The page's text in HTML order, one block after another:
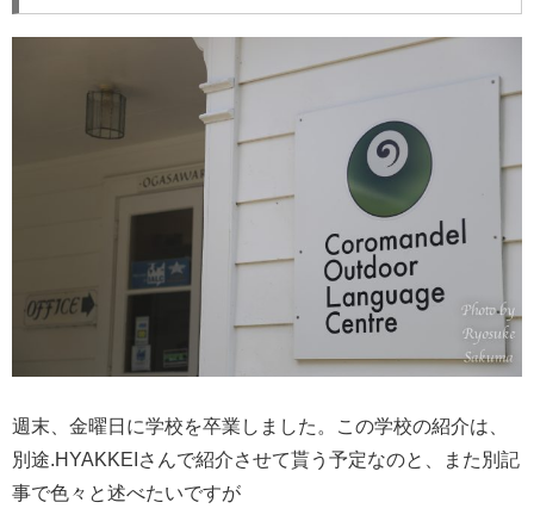
週末、金曜日に学校を卒業しました。この学校の紹介は、
別途.HYAKKEIさんで紹介させて貰う予定なのと、また別記
事で色々と述べたいですが